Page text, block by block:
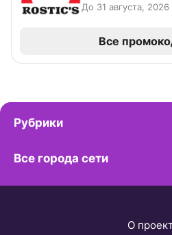
До 31 августа, 2026
Все
Рубрики
Все города сети
О